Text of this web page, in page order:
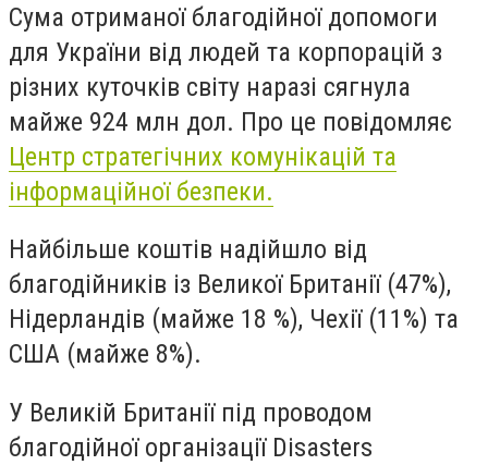
Сума отриманої благодійної допомоги
для України від людей та корпорацій з
різних куточків світу наразі сягнула
майже 924 млн дол. Про це повідомляє
Центр стратегічних комунікацій та
інформаційної безпеки.
Найбільше коштів надійшло від
благодійників із Великої Британії (47%),
Нідерландів (майже 18 %), Чехії (11%) та
США (майже 8%).
У Великій Британії під проводом
благодійної організації Disasters